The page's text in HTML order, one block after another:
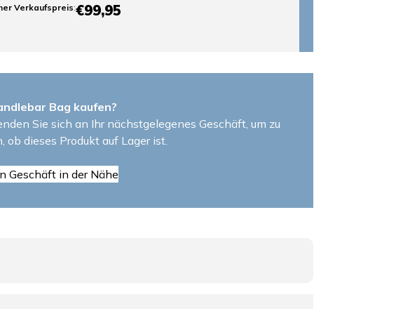
Verkaufspreis:€99,95
Bag kaufen?
Sie sich an Ihr nächstgelegenes Geschäft, um zu
ob dieses Produkt auf Lager ist.
Geschäft in der Nähe